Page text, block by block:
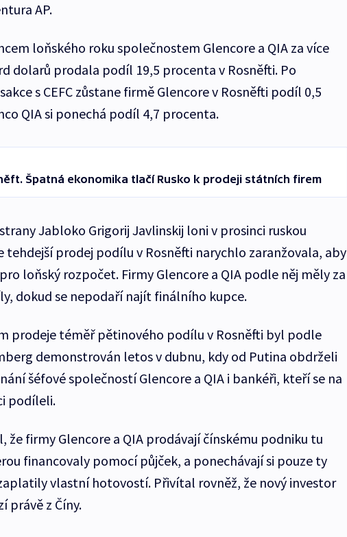
AP.
loňského roku společnostem Glencore a QIA za více
dolarů prodala podíl 19,5 procenta v Rosněfti. Po
s CEFC zůstane firmě Glencore v Rosněfti podíl 0,5
QIA si ponechá podíl 4,7 procenta.
Špatná ekonomika tlačí Rusko k prodeji státních firem
Jabloko Grigorij Javlinskij loni v prosinci ruskou
tehdejší prodej podílu v Rosněfti narychlo zaranžovala, aby
loňský rozpočet. Firmy Glencore a QIA podle něj měly za
dokud se nepodaří najít finálního kupce.
prodeje téměř pětinového podílu v Rosněfti byl podle
demonstrován letos v dubnu, kdy od Putina obdrželi
šéfové společností Glencore a QIA i bankéři, kteří se na
podíleli.
že firmy Glencore a QIA prodávají čínskému podniku tu
financovaly pomocí půjček, a ponechávají si pouze ty
vlastní hotovostí. Přivítal rovněž, že nový investor
právě z Číny.